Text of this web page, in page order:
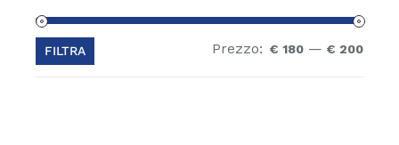
FILTRA Prezzo: € 180 — € 200